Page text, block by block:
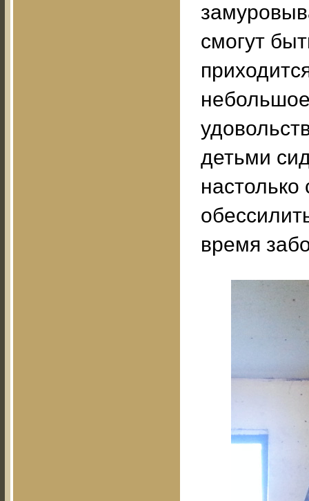
смогут
детьми
настолько
время